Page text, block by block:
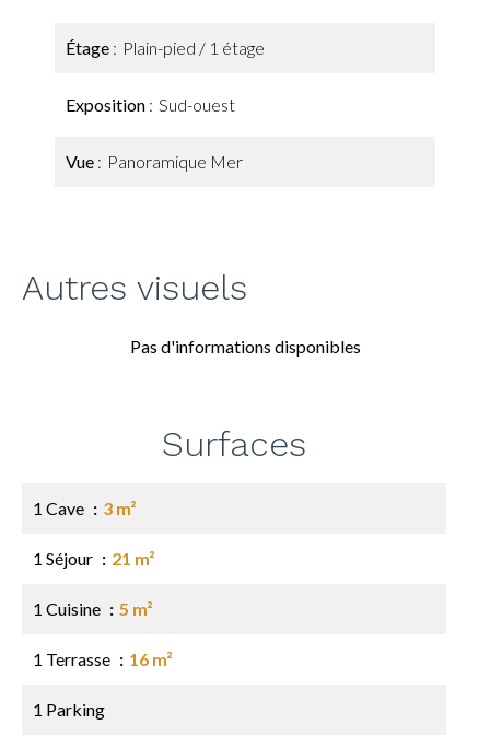
Étage Plain-pied / 1 étage
Exposition Sud-ouest
Vue Panoramique Mer
Autres visuels
Pas d'informations disponibles
Surfaces
1 Cave 3 m²
1 Séjour 21 m²
1 Cuisine 5 m²
1 Terrasse 16 m²
1 Parking